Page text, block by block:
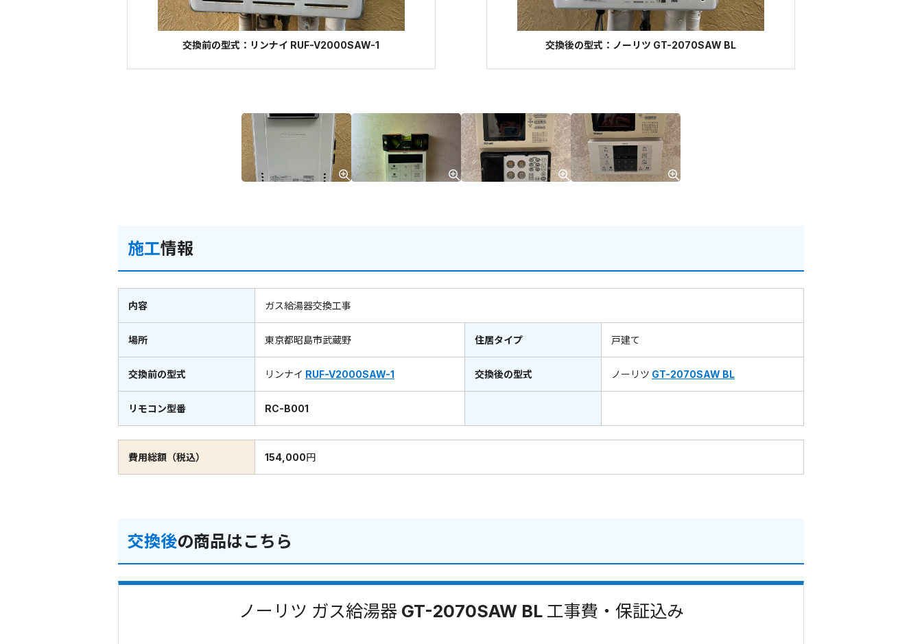
交換前の型式：リンナイ RUF-V2000SAW-1 交換後の型式：ノーリツ GT-2070SAW BL
施工情報
内容 ガス給湯器交換工事
場所 東京都昭島市武蔵野 住居タイプ 戸建て
交換前の型式 リンナイ RUF-V2000SAW-1 交換後の型式 ノーリツ GT-2070SAW BL
リモコン型番 RC-B001
費用総額（税込） 154,000円
交換後の商品はこちら
ノーリツ ガス給湯器 GT-2070SAW BL 工事費・保証込み